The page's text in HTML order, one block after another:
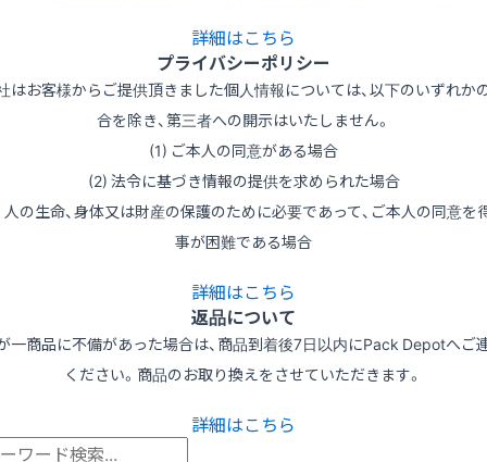
詳細はこちら
プライバシーポリシー
はお客様からご提供頂きました個人情報については、以下のいずれか
合を除き、第三者への開示はいたしません。
(1) ご本人の同意がある場合
(2) 法令に基づき情報の提供を求められた場合
の生命、身体又は財産の保護のために必要であって、ご本人の同意を
事が困難である場合
詳細はこちら
返品について
一商品に不備があった場合は、商品到着後7日以内にPack Depotへご
ください。商品のお取り換えをさせていただきます。
詳細はこちら